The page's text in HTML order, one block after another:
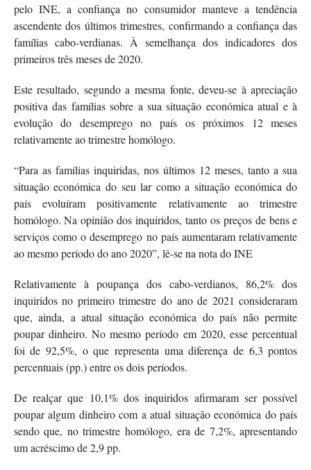
pelo INE, a confiança no consumidor manteve a tendência
ascendente dos últimos trimestres, confirmando a confiança das
famílias cabo-verdianas. À semelhança dos indicadores dos
primeiros três meses de 2020.
Este resultado, segundo a mesma fonte, deveu-se à apreciação
positiva das famílias sobre a sua situação económica atual e à
evolução do desemprego no país os próximos 12 meses
relativamente ao trimestre homólogo.
“Para as famílias inquiridas, nos últimos 12 meses, tanto a sua
situação económica do seu lar como a situação económica do
país evoluíram positivamente relativamente ao trimestre
homólogo. Na opinião dos inquiridos, tanto os preços de bens e
serviços como o desemprego no país aumentaram relativamente
ao mesmo período do ano 2020”, lê-se na nota do INE
Relativamente à poupança dos cabo-verdianos, 86,2% dos
inquiridos no primeiro trimestre do ano de 2021 consideraram
que, ainda, a atual situação económica do país não permite
poupar dinheiro. No mesmo período em 2020, esse percentual
foi de 92,5%, o que representa uma diferença de 6,3 pontos
percentuais (pp.) entre os dois períodos.
De realçar que 10,1% dos inquiridos afirmaram ser possível
poupar algum dinheiro com a atual situação económica do país
sendo que, no trimestre homólogo, era de 7,2%, apresentando
um acréscimo de 2,9 pp.